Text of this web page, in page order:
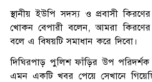
স্থানীয় ইউপি সদস্য ও প্রবাসী
খোকন বেপারী বলেন, আমরা কিরণের
বলে এ বিষয়টি সমাধান করে দিবো।
দিঘিরপাড় পুলিশ ফাঁড়ির উপ
এমন একটি খবর পেয়ে সেখানে